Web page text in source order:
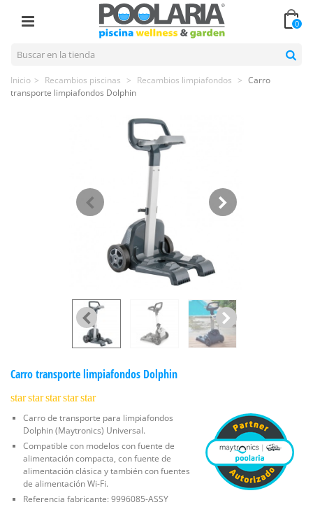
0
Inicio > Recambios piscinas > Recambios limpiafondos > Carro
transporte limpiafondos Dolphin
Carro transporte limpiafondos Dolphin
starstarstarstarstar
Carro de transporte para limpiafondos
Dolphin (Maytronics) Universal.
Compatible con modelos con fuente de
alimentación compacta, con fuente de
alimentación clásica y también con fuentes
de alimentación Wi-Fi.
Referencia fabricante: 9996085-ASSY